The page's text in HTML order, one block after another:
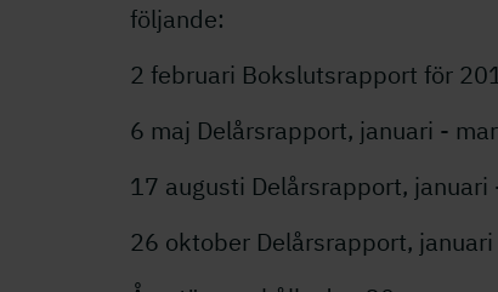
följande:
2 februari Bokslutsrapport för
6 maj Delårsrapport, januari -
17 augusti Delårsrapport, januari
26 oktober Delårsrapport,